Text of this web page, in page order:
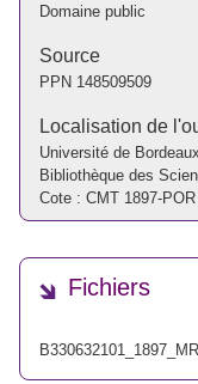
Domaine public
Source
PPN 148509509
Localisation de
Université de
Bibliothèque des
Cote : CMT 1897-POR
Fichiers